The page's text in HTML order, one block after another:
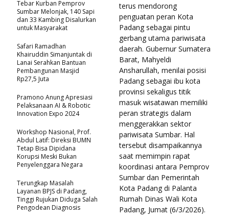
terus mendorong
penguatan peran Kota
Padang sebagai pintu
gerbang utama pariwisata
daerah. Gubernur Sumatera
Barat, Mahyeldi
Ansharullah, menilai posisi
Padang sebagai ibu kota
provinsi sekaligus titik
masuk wisatawan memiliki
peran strategis dalam
menggerakkan sektor
pariwisata Sumbar. Hal
tersebut disampaikannya
saat memimpin rapat
koordinasi antara Pemprov
Sumbar dan Pemerintah
Kota Padang di Palanta
Rumah Dinas Wali Kota
Padang, Jumat (6/3/2026).
Tebar Kurban Pemprov
Sumbar Melonjak, 140 Sapi
dan 33 Kambing Disalurkan
untuk Masyarakat
Safari Ramadhan
Khairuddin Simanjuntak di
Lanai Serahkan Bantuan
Pembangunan Masjid
Rp27,5 Juta
Pramono Anung Apresiasi
Pelaksanaan AI & Robotic
Innovation Expo 2024
Workshop Nasional, Prof.
Abdul Latif: Direksi BUMN
Tetap Bisa Dipidana
Korupsi Meski Bukan
Penyelenggara Negara
Terungkap Masalah
Layanan BPJS di Padang,
Tinggi Rujukan Diduga Salah
Pengodean Diagnosis